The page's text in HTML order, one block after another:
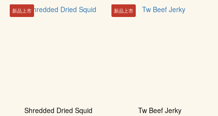
地
新品上市
Shredded Dried Squid
新品上市
Tw Beef Jerky